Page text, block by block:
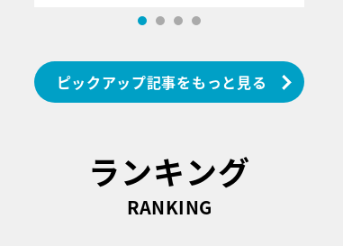
ピックアップ記事をもっと見る
ランキング
RANKING